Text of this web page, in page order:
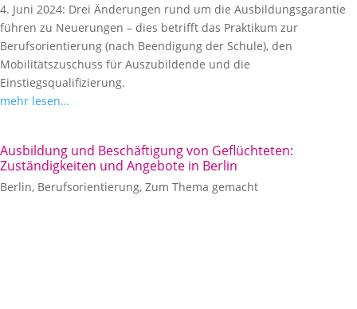
4. Juni 2024: Drei Änderungen rund um die Ausbildungsgarantie
führen zu Neuerungen – dies betrifft das Praktikum zur
Berufsorientierung (nach Beendigung der Schule), den
Mobilitätszuschuss für Auszubildende und die
Einstiegsqualifizierung.
mehr lesen…
Ausbildung und Beschäftigung von Geflüchteten:
Zuständigkeiten und Angebote in Berlin
Berlin, Berufsorientierung, Zum Thema gemacht